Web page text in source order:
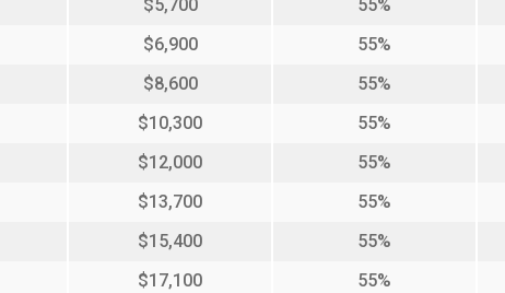
$5,700
$6,900
$8,600
$10,300
$12,000
$13,700
$15,400
$17,100
55%
55%
55%
55%
55%
55%
55%
55%